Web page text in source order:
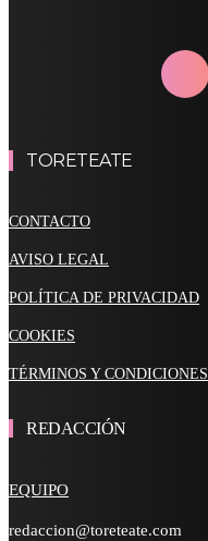
TORETEATE
CONTACTO
AVISO LEGAL
POLÍTICA DE PRIVACIDAD
COOKIES
TÉRMINOS Y CONDICIONES
REDACCIÓN
EQUIPO
redaccion@toreteate.com